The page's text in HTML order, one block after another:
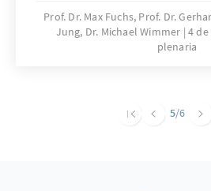
Publikation gibt die
Fachkonferenz vom 22.
Prof. Dr. Max Fuchs, Prof. Dr.
Jung, Dr. Michael Wimmer 4
plenaria
5/6